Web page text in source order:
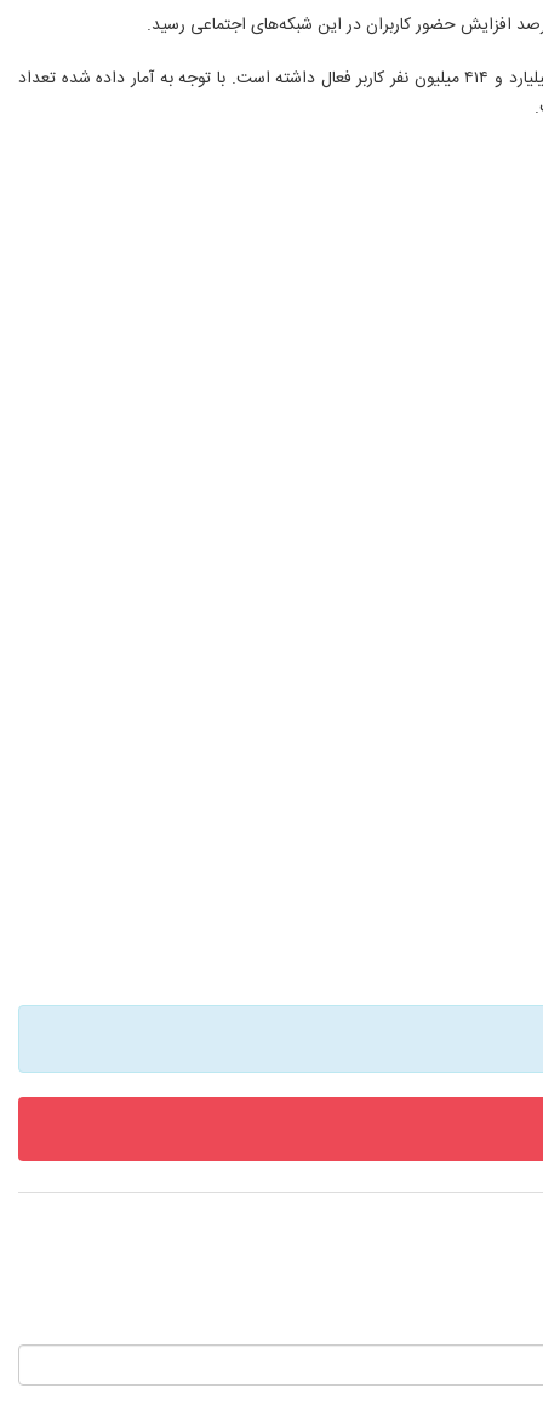
پیام رسان فیس‌بوک، جز اولین و پرطرفدارترین شبکه اجتماعی می‌باشد که در فوریه سال ۲۰۰۴ این پیام رسان تاسیس شد که در سال گذشته میلادی، ماهانه دو میلیارد و ۴۱۴ میلیون نفر کاربر فعال داشته است. با توجه به آمار داده شده تعداد